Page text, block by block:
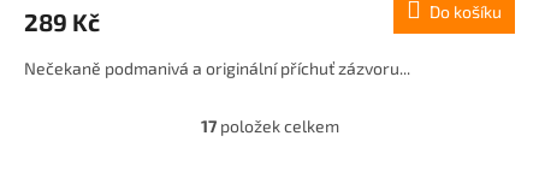
289 Kč Do košíku
Nečekaně podmanivá a originální příchuť zázvoru...
O
17položek celkem